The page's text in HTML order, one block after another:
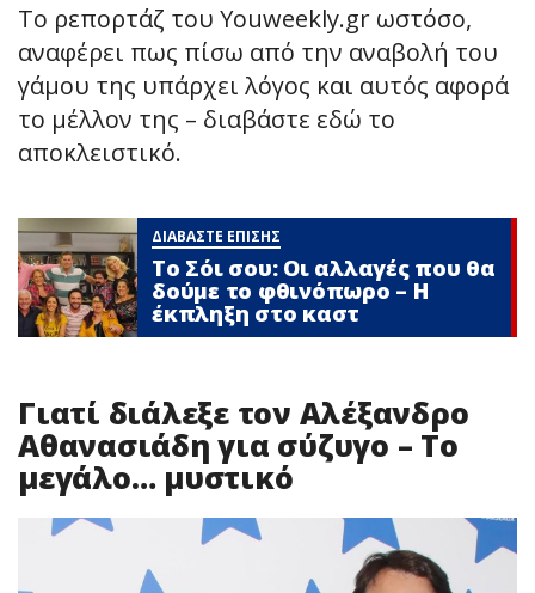
Το ρεπορτάζ του Youweekly.gr ωστόσο,
αναφέρει πως πίσω από την αναβολή του
γάμου της υπάρχει λόγος και αυτός αφορά
το μέλλον της – διαβάστε εδώ το
αποκλειστικό.
ΔΙΑΒΑΣΤΕ ΕΠΙΣΗΣ
Το Σόι σου: Οι αλλαγές που θα
δούμε το φθινόπωρο – Η
έκπληξη στο καστ
Γιατί διάλεξε τον Αλέξανδρο
Αθανασιάδη για σύζυγο – Το
μεγάλο… μυστικό